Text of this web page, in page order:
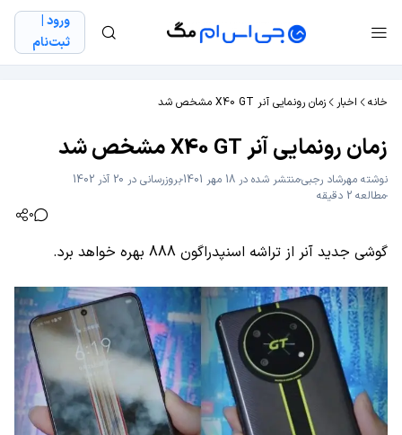
ورود |
ثبت‌نام
خانه اخبار زمان رونمایی آنر X40 GT مشخص شد
زمان رونمایی آنر X40 GT مشخص شد
نوشته مهرشاد رجبیمنتشر شده در 18 مهر 1401
بروزرسانی در 20 آذر 1402
مطالعه 2 دقیقه
0
گوشی جدید آنر از تراشه اسنپدراگون 888 بهره خواهد برد.